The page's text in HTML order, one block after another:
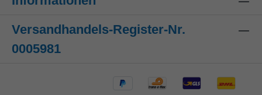
Versandhandels-Register-Nr.
0005981